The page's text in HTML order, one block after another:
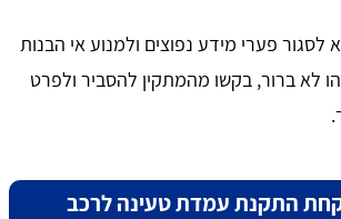
פערי מידע נפוצים ולמנוע אי הבנות
לא ברור, בקשו מהמתקין להסביר ולפרט
התקנת עמדת טעינה לרכב